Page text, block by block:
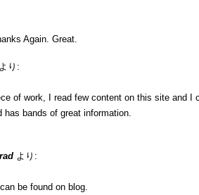
Again. Great.
より:
of work, I read few content on this site and I
bands of great information.
より:
be found on blog.